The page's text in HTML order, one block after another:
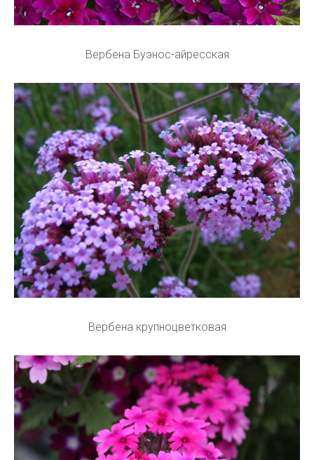
Вербена Буэнос-айресская
Вербена крупноцветковая